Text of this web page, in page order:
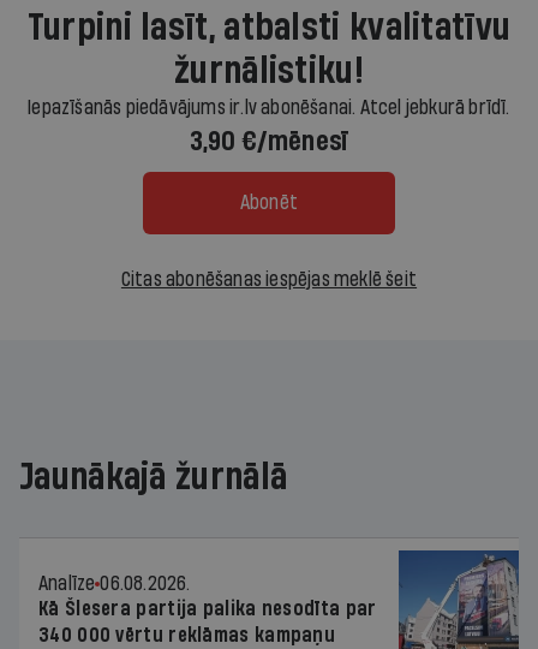
Turpini lasīt, atbalsti kvalitatīvu
žurnālistiku!
Iepazīšanās piedāvājums ir.lv abonēšanai. Atcel jebkurā brīdī.
3,90 €/mēnesī
Abonēt
Citas abonēšanas iespējas meklē šeit
Jaunākajā žurnālā
Analīze 06.08.2026.
Kā Šlesera partija palika nesodīta par
340 000 vērtu reklāmas kampaņu